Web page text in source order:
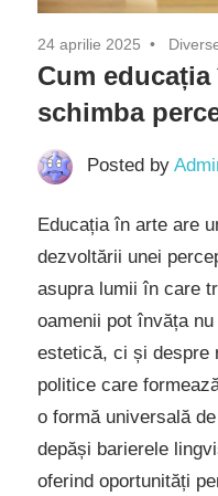
24 aprilie 2025
Cum
schimba
Posted by
Educația în arte are
dezvoltării unei
asupra lumii în care
oamenii pot învăța
estetică, ci și despre
politice care
o formă universală
depăși barierele
oferind oportunități